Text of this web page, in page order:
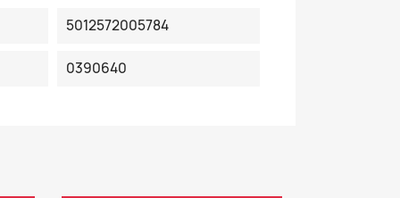
5012572005784
0390640